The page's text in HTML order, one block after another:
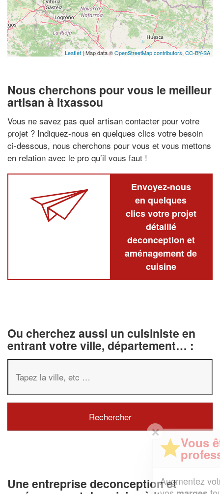
Leaflet | Map data ©OpenStreetMap contributors, CC-BY-SA
Nous cherchons pour vous le meilleur
artisan à Itxassou
Vous ne savez pas quel artisan contacter pour votre
projet ? Indiquez-nous en quelques clics votre besoin
ci-dessous, nous cherchons pour vous et vous mettons
en relation avec le pro qu’il vous faut !
Envoyez-nous
en quelques
clics votre projet
détaillé
deconception et
aménagement de
cuisine
Ou cherchez aussi un cuisiniste en
entrant votre ville, département… :
Une entreprise deconception et
✕
professionnel ?
Augmentez votrechiffre d'affaireset